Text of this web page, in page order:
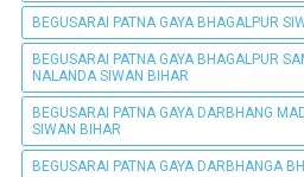
BEGUSARAI PATNA GAYA BHAGALPUR
BEGUSARAI PATNA GAYA BHAGALPUR
NALANDA SIWAN BIHAR
BEGUSARAI PATNA GAYA DARBHANG
SIWAN BIHAR
BEGUSARAI PATNA GAYA DARBHANGA